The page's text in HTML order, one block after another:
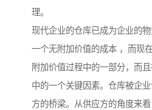
理。
现代企业的仓库已成为企业的
一个无附加价值的成本 ，而现
附加价值过程中的一部分，而
中的一个关键因素。仓库被企
方的桥梁。从供应方的角度来